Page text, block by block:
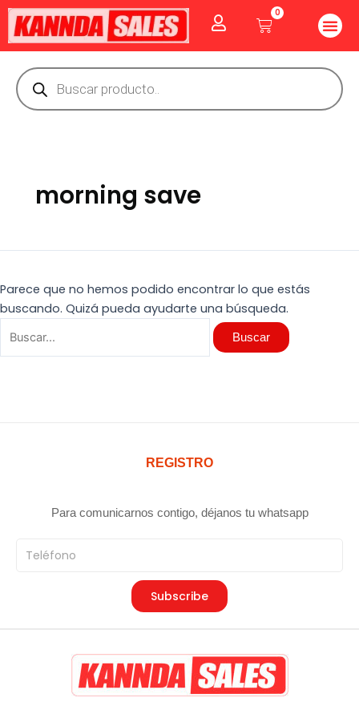
contenido
0
Cart
Búsqueda
de
productos
morning save
Parece que no hemos podido encontrar lo que estás
buscando. Quizá pueda ayudarte una búsqueda.
Buscar
por:
REGISTRO
Para comunicarnos contigo, déjanos tu whatsapp
Teléfono
Subscribe